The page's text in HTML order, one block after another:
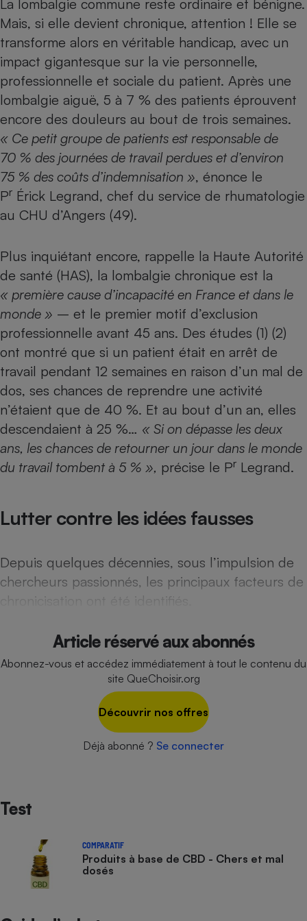
La lombalgie commune reste ordinaire et bénigne.
Mais, si elle devient chronique, attention ! Elle se
transforme alors en véritable handicap, avec un
impact gigantesque sur la vie personnelle,
professionnelle et sociale du patient. Après une
lombalgie aiguë, 5 à 7 % des patients éprouvent
encore des douleurs au bout de trois semaines.
« Ce petit groupe de patients est responsable de
70 % des journées de travail perdues et d’environ
75 % des coûts d’indemnisation », énonce le
Pr Érick Legrand, chef du service de rhumatologie
au CHU d’Angers (49).
Plus inquiétant encore, rappelle la Haute Autorité
de santé (HAS), la lombalgie chronique est la
« première cause d’incapacité en France et dans le
monde » – et le premier motif d’exclusion
professionnelle avant 45 ans. Des études (1) (2)
ont montré que si un patient était en arrêt de
travail pendant 12 semaines en raison d’un mal de
dos, ses chances de reprendre une activité
n’étaient que de 40 %. Et au bout d’un an, elles
descendaient à 25 %… « Si on dépasse les deux
ans, les chances de retourner un jour dans le monde
du travail tombent à 5 % », précise le Pr Legrand.
Lutter contre les idées fausses
Depuis quelques décennies, sous l’impulsion de
chercheurs passionnés, les principaux facteurs de
chronicisation ont été identifiés.
Article réservé aux abonnés
Abonnez-vous et accédez immédiatement à tout le contenu du
site QueChoisir.org
Découvrir nos offres
Déjà abonné ? Se connecter
Test
COMPARATIF
Produits à base de CBD - Chers et mal
dosés
Complément
alimentaire
Assurance emprunteur
Banque
Petit électroménager -
Lave-linge
Plaque de cuisson à
induction
Cafetière à expressos
Téléviseur
Téléphone mobile -
Smartphone
Antivirus
Matelas
Radiateur électrique
Climatiseur -
Ventilateur
Mutuelle
Antimoustique